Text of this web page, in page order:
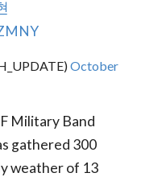
October
Military Band
gathered 300
weather of 13